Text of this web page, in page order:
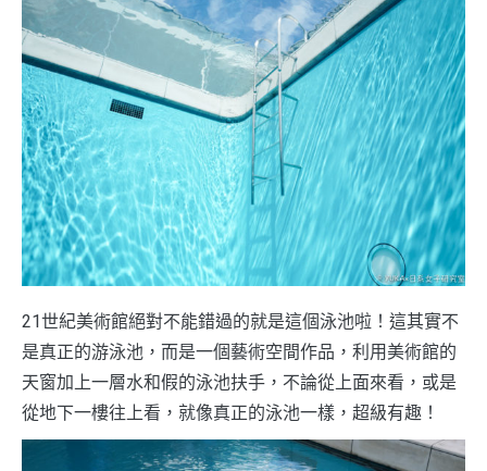
21世紀美術館絕對不能錯過的就是這個泳池啦！這其實不
是真正的游泳池，而是一個藝術空間作品，利用美術館的
天窗加上一層水和假的泳池扶手，不論從上面來看，或是
從地下一樓往上看，就像真正的泳池一樣，超級有趣！